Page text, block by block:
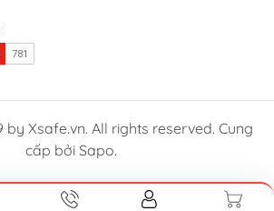
by Xsafe.vn. All rights reserved. Cung
cấp bởi Sapo.